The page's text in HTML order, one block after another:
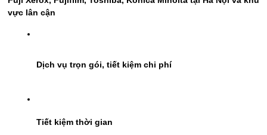
vực lân cận
Dịch vụ trọn gói, tiết kiệm chi phí
Tiết kiệm thời gian